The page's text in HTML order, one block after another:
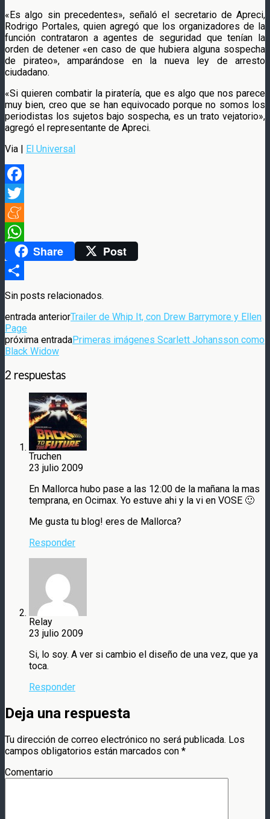
«Es algo sin precedentes», señaló el secretario de Apreci,
Rodrigo Portales, quien agregó que los organizadores de la
función contrataron a agentes de seguridad que tenían la
orden de detener «en caso de que hubiera alguna sospecha
de pirateo», amparándose en la nueva ley de arresto
ciudadano.
«Si quieren combatir la piratería, que es algo que nos parece
muy bien, creo que se han equivocado porque no somos los
periodistas los sujetos bajo sospecha, es un trato vejatorio»,
agregó el representante de Apreci.
Via | El Universal
Facebook
Twitter
Meneame
WhatsAppShare Post
Compartir
Sin posts relacionados.
entrada anteriorTrailer de Whip It, con Drew Barrymore y Ellen
Page
próxima entradaPrimeras imágenes Scarlett Johansson como
Black Widow
2 respuestas
Truchen
23 julio 2009
En Mallorca hubo pase a las 12:00 de la mañana la mas
temprana, en Ocimax. Yo estuve ahi y la vi en VOSE 🙂
Me gusta tu blog! eres de Mallorca?
Responder
Relay
23 julio 2009
Si, lo soy. A ver si cambio el diseño de una vez, que ya
toca.
Responder
Deja una respuesta
Tu dirección de correo electrónico no será publicada. Los
campos obligatorios están marcados con *
Comentario